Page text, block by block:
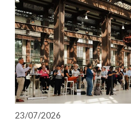
23/07/2026